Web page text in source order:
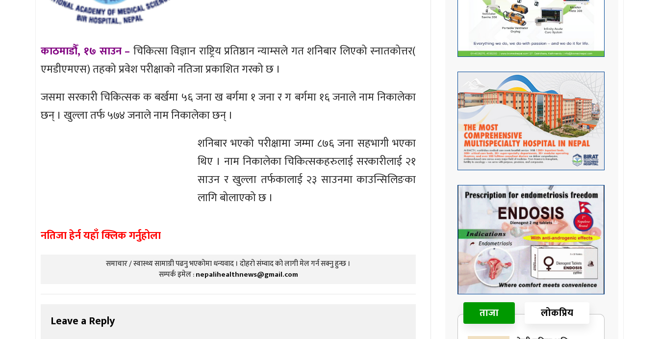
काठमाडौँ, १७ साउन – चिकित्सा विज्ञान राष्ट्रिय प्रतिष्ठान न्याम्सले गत शनिबार लिएको स्नातकोत्तर(
एमडीएमएस) तहको प्रवेश परीक्षाको नतिजा प्रकाशित गरको छ ।
जसमा सरकारी चिकित्सक क बर्खमा ५६ जना ख बर्गमा १ जना र ग बर्गमा १६ जनाले नाम निकालेका
छन् । खुल्ला तर्फ ५७४ जनाले नाम निकालेका छन् ।
शनिबार भएको परीक्षामा जम्मा ८७६ जना सहभागी भएका
थिए । नाम निकालेका चिकित्सकहरुलाई सरकारीलाई २१
साउन र खुल्ला तर्फकालाई २३ साउनमा काउन्सिलिङका
लागि बोलाएको छ ।
नतिजा हेर्न यहाँ क्लिक गर्नुहोला
समाचार / स्वास्थ्य सामाग्री पढनु भएकोमा धन्यवाद । दोहरो संम्वाद को लागी मेल गर्न सक्नु हुन्छ ।
सम्पर्क इमेल :nepalihealthnews@gmail.com
Leave a Reply ताजा लोकप्रिय